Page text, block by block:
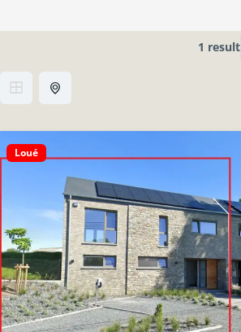
1 result
Loué